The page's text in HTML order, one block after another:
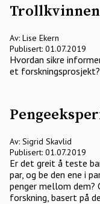
Av: Lise Ekern
Publisert: 01.07.2019
Hvordan sikre
et forskningsprosjekt?
Av: Sigrid Skavlid
Publisert: 01.07.2019
Er det greit å teste
par, og be den ene i
penger mellom dem?
forskning, basert på